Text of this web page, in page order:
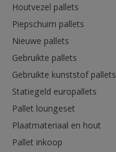
Houtvezel pallets
Piepschuim pallets
Nieuwe pallets
Gebruikte pallets
Gebruikte kunststof pallets
Statiegeld europallets
Pallet loungeset
Plaatmateriaal en hout
Pallet inkoop